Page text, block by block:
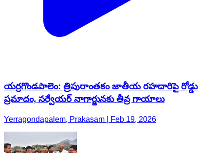
యర్రగొండపాలెం: త్రిపురాంతకం జాతీయ రహదారిపై రోడ్డు
ప్రమాదం, సర్వేయర్ నాగార్జునకు తీవ్ర గాయాలు
Yerragondapalem, Prakasam | Feb 19, 2026